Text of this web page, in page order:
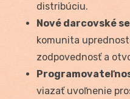
distribúciu.
Nové darcovské
komunita
zodpovednosť a
viazať uvoľnenie